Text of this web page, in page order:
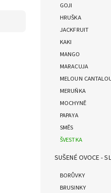
GOJI
HRUŠKA
JACKFRUIT
KAKI
MANGO
MARACUJA
MELOUN
MERUŇKA
MOCHYNĚ
PAPAYA
SMĚS
ŠVESTKA
SUŠENÉ OVOCE -
BORŮVKY
BRUSINKY